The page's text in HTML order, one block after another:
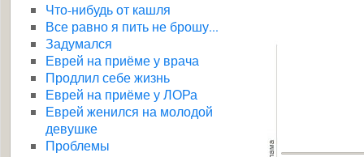
Что-нибудь от кашля
Все равно я пить не брошу...
Задумался
Еврей на приёме у врача
Продлил себе жизнь
Еврей на приёме у ЛОРа
Еврей женился на молодой
девушке
Проблемы